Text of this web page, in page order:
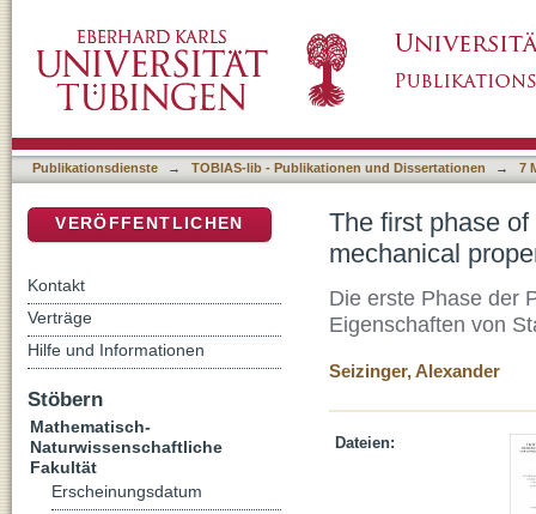
aggregates
Publikationsdienste → TOBIAS-lib - Publikationen und Dissertationen → 7
The first phase
mechanical
Die erste Phase der
Eigenschaften von
Seizinger, Alexander
Dateien:
VERÖFFENTLICHEN
Kontakt
Verträge
Hilfe und Informationen
Stöbern
Mathematisch-
Naturwissenschaftliche
Fakultät
Erscheinungsdatum